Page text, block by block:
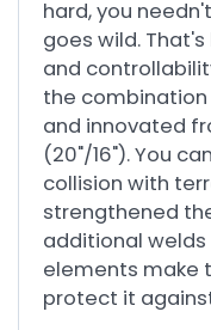
hard, you
goes wild.
and
the
and innovated
(20"/16"). You
collision with
strengthened
additional
elements make
protect it